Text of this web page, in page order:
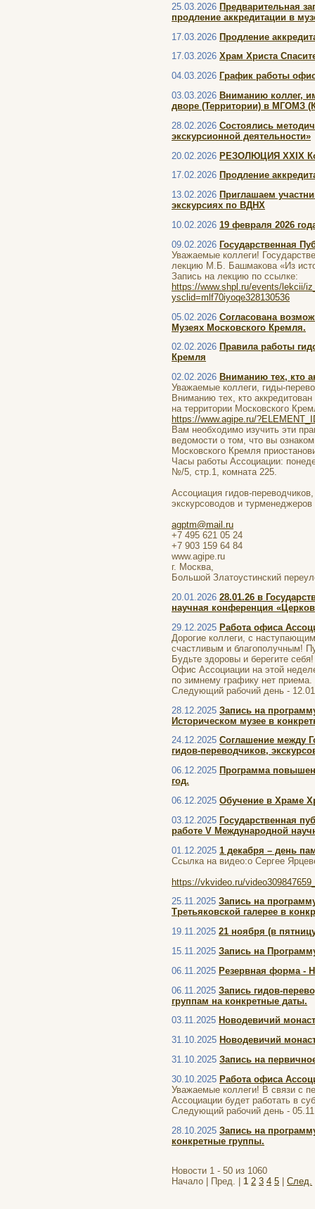
25.03.2026 Предварительная
продление аккредитации в
17.03.2026 Продление
17.03.2026 Храм Христа
04.03.2026 График работы
03.03.2026 Вниманию коллег,
дворе (Территории) в МГОМЗ
28.02.2026 Состоялись
экскурсионной деятельности»
20.02.2026 РЕЗОЛЮЦИЯ XXIX
17.02.2026 Продление
13.02.2026 Приглашаем
экскурсиях по ВДНХ
10.02.2026 19 февраля 2026
09.02.2026 Государственная
Уважаемые коллеги!
лекцию М.Б. Башмакова «Из
Запись на лекцию по ссылке:
https://www.shpl.ru/events/lekcii/
ysclid=mlf70iyoqe328130536
05.02.2026 Согласована
Музеях Московского Кремля.
02.02.2026 Правила работы
Кремля
02.02.2026 Вниманию тех, кто
Уважаемые коллеги, гиды-
Вниманию тех, кто
на территории Московского
https://www.agipe.ru/
Вам необходимо изучить эти
ведомости о том, что вы
Московского Кремля
Часы работы Ассоциации:
№/5, стр.1, комната 225.
Ассоциация гидов-переводчиков,
экскурсоводов и турменеджеров
agptm@mail.ru
+7 495 621 05 24
+7 903 159 64 84
www.agipe.ru
г. Москва,
Большой Златоустинский
20.01.2026 28.01.26 в
научная конференция
29.12.2025 Работа офиса
Дорогие коллеги, с
счастливым и благополучным!
Будьте здоровы и берегите себя!
Офис Ассоциации на этой
по зимнему графику нет приема.
Следующий рабочий день -
28.12.2025 Запись на
Историческом музее в
24.12.2025 Соглашение между
гидов-переводчиков,
06.12.2025 Программа
год.
06.12.2025 Обучение в Храме
03.12.2025 Государственная
работе V Международной
01.12.2025 1 декабря – день
Ссылка на видео:о Сергее
https://vkvideo.ru/
25.11.2025 Запись на
Третьяковской галерее в
19.11.2025 21 ноября (в
15.11.2025 Запись на
06.11.2025 Резервная форма -
06.11.2025 Запись гидов-
группам на конкретные даты.
03.11.2025 Новодевичий
31.10.2025 Новодевичий
31.10.2025 Запись на
30.10.2025 Работа офиса
Уважаемые коллеги! В связи с
Ассоциации будет работать в
Следующий рабочий день -
28.10.2025 Запись на
конкретные группы.
Новости 1 - 50 из 1060
Начало | Пред. | 1 2 3 4 5 След.